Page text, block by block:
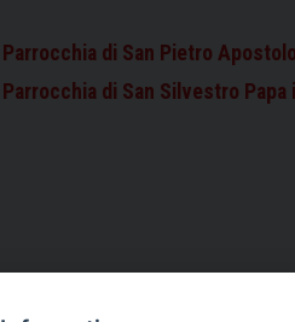
Parrocchia di San Pietro
Parrocchia di San Silvestro Papa